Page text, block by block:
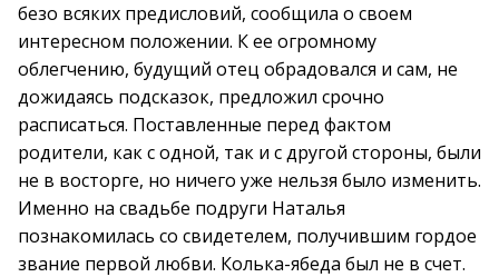
безо всяких предисловий, сообщила о своем
интересном положении. К ее огромному
облегчению, будущий отец обрадовался и сам, не
дожидаясь подсказок, предложил срочно
расписаться. Поставленные перед фактом
родители, как с одной, так и с другой стороны, были
не в восторге, но ничего уже нельзя было изменить.
Именно на свадьбе подруги Наталья
познакомилась со свидетелем, получившим гордое
звание первой любви. Колька-ябеда был не в счет.